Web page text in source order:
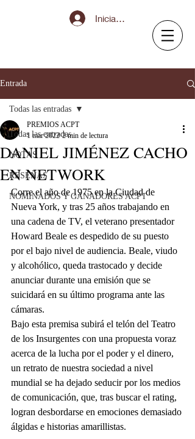
Iniciar sesión
Entrada
Todas las entradas
NOTAS
RESEÑAS
NOMINADOS Y GANADORES ACPT
Todas las entradas
DANIEL JIMÉNEZ CACHO
EN NETWORK
PREMIOS ACPT
1 mar 2022 2 min de lectura
Corre el año de 1975 en la Ciudad de
Nueva York, y tras 25 años trabajando en
una cadena de TV, el veterano presentador
Howard Beale es despedido de su puesto
por el bajo nivel de audiencia. Beale, viudo
y alcohólico, queda trastocado y decide
anunciar durante una emisión que se
suicidará en su último programa ante las
cámaras.
Bajo esta premisa subirá el telón del Teatro
de los Insurgentes con una propuesta voraz
acerca de la lucha por el poder y el dinero,
un retrato de nuestra sociedad a nivel
mundial se ha dejado seducir por los medios
de comunicación, que, tras buscar el rating,
logran desbordarse en emociones demasiado
álgidas e historias amarillistas.